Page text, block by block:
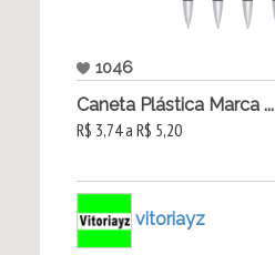
1046
Caneta Plástica Marca ...
R$ 3,74 a R$ 5,20
vitoriayz